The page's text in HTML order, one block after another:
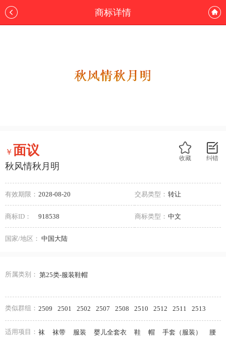
商标详情
纠错
收藏
￥面议
秋风情秋月明
有效期限： 2028-08-20 交易类型： 转让
商标ID： 918538 商标类型： 中文
国家/地区： 中国大陆
所属类别： 第25类-服装鞋帽
类似群组： 2509 2501 2502 2507 2508 2510 2512 2511 2513
适用项目： 袜 袜带 服装 婴儿全套衣 鞋 帽 手套（服装）
腰